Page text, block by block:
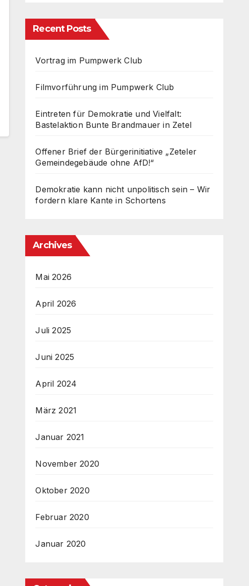
Recent Posts
Vortrag im Pumpwerk Club
Filmvorführung im Pumpwerk Club
Eintreten für Demokratie und Vielfalt:
Bastelaktion Bunte Brandmauer in Zetel
Offener Brief der Bürgerinitiative „Zeteler
Gemeindegebäude ohne AfD!“
Demokratie kann nicht unpolitisch sein – Wir
fordern klare Kante in Schortens
Archives
Mai 2026
April 2026
Juli 2025
Juni 2025
April 2024
März 2021
Januar 2021
November 2020
Oktober 2020
Februar 2020
Januar 2020